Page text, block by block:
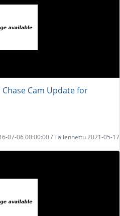
Chase Cam Update for
07-06 00:00:00 / Tallennettu 2021-05-17